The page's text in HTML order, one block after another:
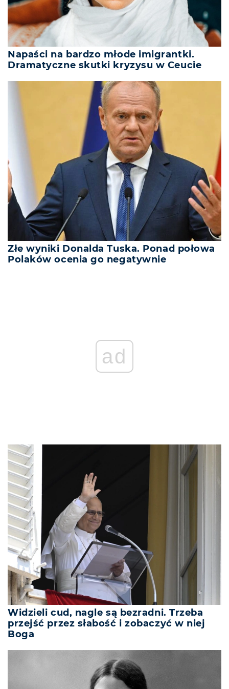
Napaści na bardzo młode imigrantki.
Dramatyczne skutki kryzysu w Ceucie
Złe wyniki Donalda Tuska. Ponad połowa
Polaków ocenia go negatywnie
ad
Widzieli cud, nagle są bezradni. Trzeba
przejść przez słabość i zobaczyć w niej
Boga